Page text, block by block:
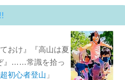
おけ』『高山は夏
』……常識を拾っ
超初心者登山 」